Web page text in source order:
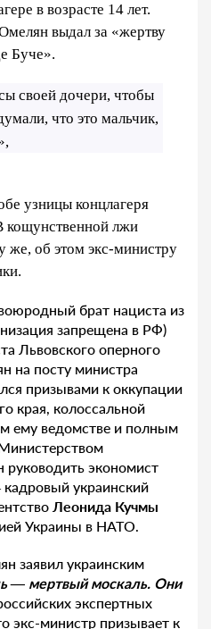
в возрасте 14 лет.
выдал за «жертву
Буче».
своей дочери, чтобы
что это мальчик,
узницы концлагеря
кощунственной лжи
же, об этом экс-министру
брат нациста из
запрещена в РФ)
Львовского оперного
на посту министра
призывами к оккупации
края, колоссальной
ему ведомстве и полным
экономист
украинский
Леонида Кучмы
Украины в НАТО.
заявил украинским
— мертвый москаль. Они
экспертных
экс-министр призывает к